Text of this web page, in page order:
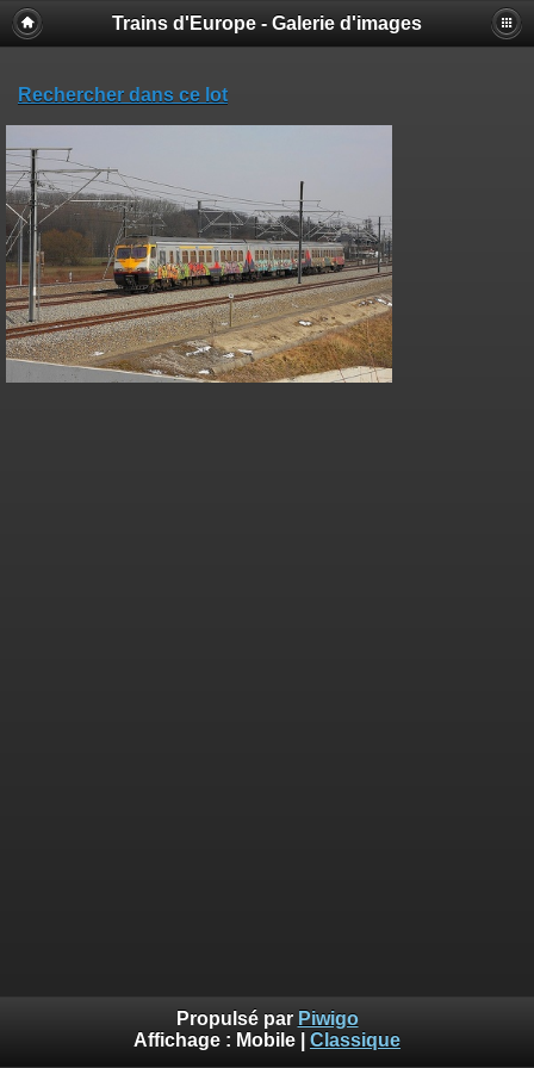
Trains d'Europe - Galerie d'images
Rechercher dans ce lot
Propulsé par Piwigo
Affichage : Mobile Classique